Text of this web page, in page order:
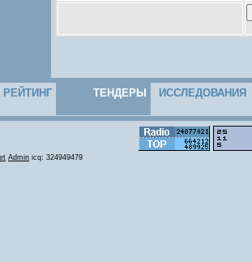
РЕЙТИНГ ТЕНДЕРЫ ИССЛЕДОВАНИЯ
Admin icq: 324949479